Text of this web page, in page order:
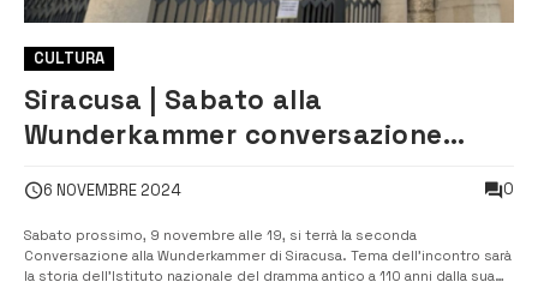
CULTURA
Siracusa | Sabato alla
Wunderkammer conversazione
6 NOVEMBRE 2024 0
Sabato prossimo, 9 novembre alle 19, si terrà la seconda
Conversazione alla Wunderkammer di Siracusa. Tema dell’incontro sarà
la storia dell’Istituto nazionale del dramma antico a 110 anni dalla sua